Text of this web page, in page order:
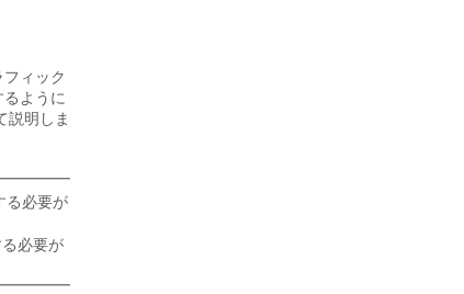
フィック
ように
説明しま
る必要が
必要が